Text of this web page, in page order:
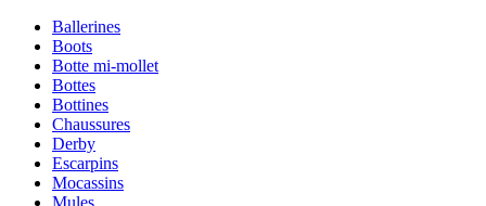
Ballerines
Boots
Botte mi-mollet
Bottes
Bottines
Chaussures
Derby
Escarpins
Mocassins
Mules